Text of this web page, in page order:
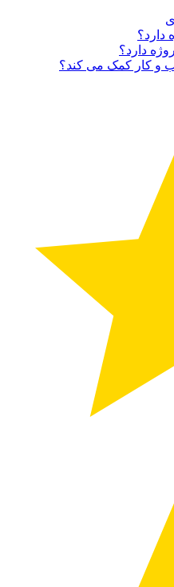
کمک می کند؟